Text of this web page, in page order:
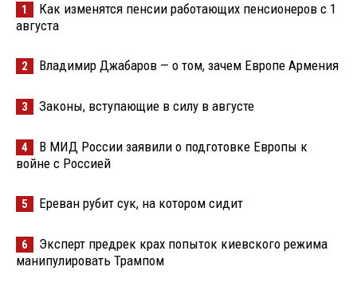
1
Как изменятся пенсии работающих пенсионеров с 1
августа
2 Владимир Джабаров — о том, зачем Европе Армения
3 Законы, вступающие в силу в августе
4
В МИД России заявили о подготовке Европы к
войне с Россией
5 Ереван рубит сук, на котором сидит
6
Эксперт предрек крах попыток киевского режима
манипулировать Трампом